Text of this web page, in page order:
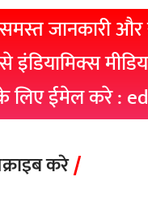
जानकारी और
इंडियामिक्स
लिए ईमेल करे :
करे